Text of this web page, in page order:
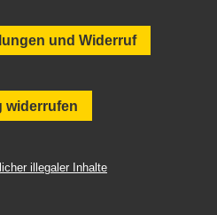
und Widerruf
widerrufen
illegaler Inhalte